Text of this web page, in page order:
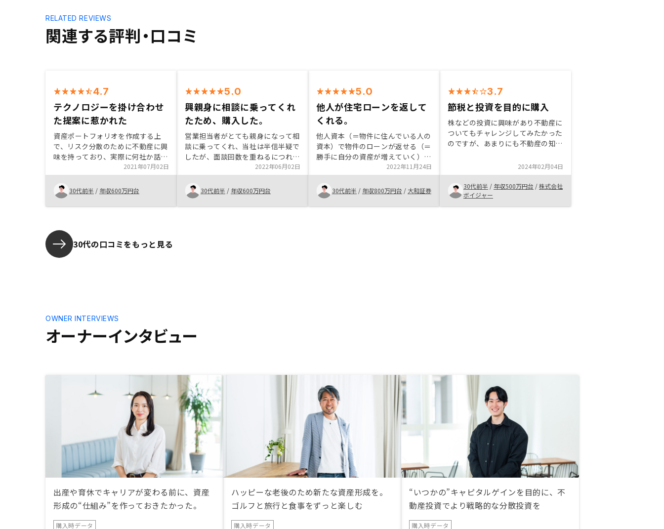
関連する評判・口コミ
RELATED REVIEWS
4.7
テクノロジーを掛け合わせ
た提案に惹かれた
資産ポートフォリオを作成する上
で、リスク分散のために不動産に興
味を持っており、実際に何社か話を
聞いた中で、自分の考えや今の状況
を伝えた上で自分に合う提案をして
いただいた点と、不動産とテクノロ
ジーを掛け合わせてやっている点に
惹かれてRENOSYで不動産を購入し
2021年07月02日
30代前半 / 年収600万円台
5.0
興親身に相談に乗ってくれ
たため、購入した。
営業担当者がとても親身になって相
談に乗ってくれ、当社は半信半疑で
したが、面談回数を重ねるにつれて
ここなら信用でわかると思い、購入
を決心しました。購入後もアフター
サービスが充実しており、とても満
足しています。
2022年06月02日
30代前半 / 年収600万円台
5.0
他人が住宅ローンを返して
くれる。
他人資本（＝物件に住んでいる人の
資本）で物件のローンが返せる（＝
勝手に自分の資産が増えていく）と
いうのが魅力的でした。常識なのか
もしれませんが物件購入後発生する
固定資産税や火災保険など、サイン
する段階まで特に話題に出なかった
ので、事前に話していて下されば
2022年11月24日
30代前半 / 年収800万円台 / 大和証券
3.7
節税と投資を目的に購入
株などの投資に興味があり不動産に
ついてもチャレンジしてみたかった
のですが、あまりにも不動産の知識
た。そんな時にリノシーのサービス
を知り、その中には節税のためのサ
ポートが受けられることなどもあり
購入を決めました。あまり、参考に
なるかわからないですが書類の記入
2024年02月04日
30代前半 / 年収500万円台 /株式会社
ボイジャー
30代の口コミをもっと見る
オーナーインタビュー
OWNER INTERVIEWS
出産や育休でキャリアが変わる前に、資産
形成の“仕組み”を作っておきたかった。
購入時データ
ハッピーな老後のため新たな資産形成を。
ゴルフと旅行と食事をずっと楽しむ
購入時データ
“いつかの”キャピタルゲインを目的に、不
動産投資でより戦略的な分散投資を
購入時データ